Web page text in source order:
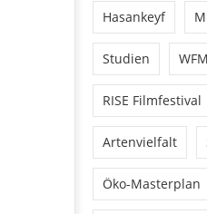
Hasankeyf
Studien
RISE Filmfestival
Artenvielfalt
Öko-Masterplan